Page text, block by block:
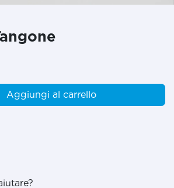
Aggiungi al carrello